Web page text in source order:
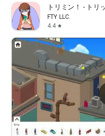
トリミン！ - トリ
FTY LLC.
4.4 star